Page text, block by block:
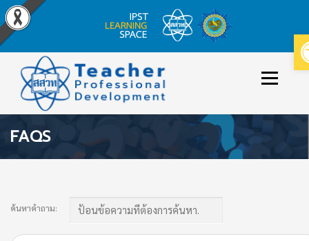
content
Menu
ข่าวประกาศ หลักสูตร/รายวิชาที่เปิดสอน
FAQS
ค้นหาคำถาม: